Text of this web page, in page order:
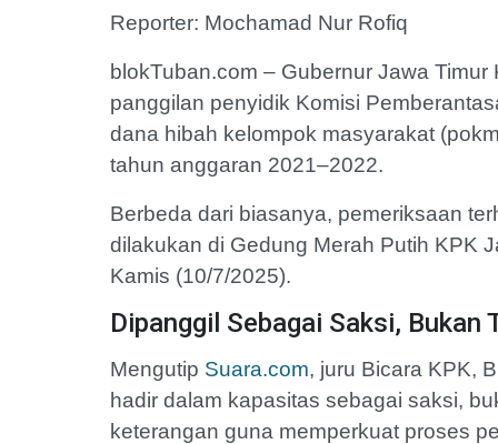
Reporter: Mochamad Nur Rofiq
blokTuban.com – Gubernur Jawa
panggilan penyidik Komisi
dana hibah kelompok masyarakat
tahun anggaran 2021–2022.
Berbeda dari biasanya, pemeriksaan
dilakukan di Gedung Merah Putih KPK
Kamis (10/7/2025).
Dipanggil Sebagai Saksi, Bukan
Mengutip Suara.com, juru Bicara KPK,
hadir dalam kapasitas sebagai saksi,
keterangan guna memperkuat proses